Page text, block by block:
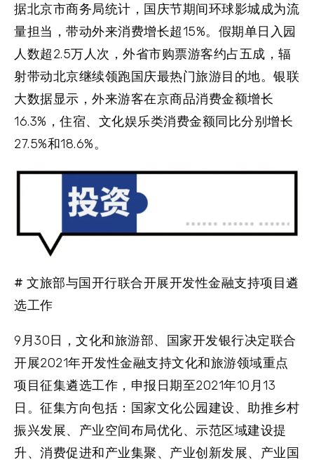
据北京市商务局统计，国庆节期间环球影城成为流
量担当，带动外来消费增长超15%。假期单日入园
人数超2.5万人次，外省市购票游客约占五成，辐
射带动北京继续领跑国庆最热门旅游目的地。银联
大数据显示，外来游客在京商品消费金额增长
16.3%，住宿、文化娱乐类消费金额同比分别增长
27.5%和18.6%。
# 文旅部与国开行联合开展开发性金融支持项目遴
选工作
9月30日，文化和旅游部、国家开发银行决定联合
开展2021年开发性金融支持文化和旅游领域重点
项目征集遴选工作，申报日期至2021年10月13
日。征集方向包括：国家文化公园建设、助推乡村
振兴发展、产业空间布局优化、示范区域建设提
升、消费促进和产业集聚、产业创新发展、产业国